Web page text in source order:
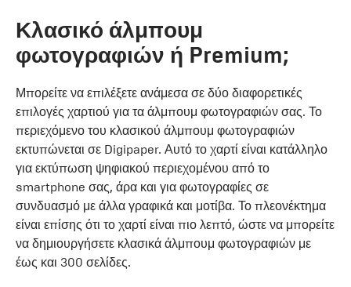
Κλασικό άλμπουμ
φωτογραφιών ή Premium;
Μπορείτε να επιλέξετε ανάμεσα σε δύο διαφορετικές
επιλογές χαρτιού για τα άλμπουμ φωτογραφιών σας. Το
περιεχόμενο του κλασικού άλμπουμ φωτογραφιών
εκτυπώνεται σε Digipaper. Αυτό το χαρτί είναι κατάλληλο
για εκτύπωση ψηφιακού περιεχομένου από το
smartphone σας, άρα και για φωτογραφίες σε
συνδυασμό με άλλα γραφικά και μοτίβα. Το πλεονέκτημα
είναι επίσης ότι το χαρτί είναι πιο λεπτό, ώστε να μπορείτε
να δημιουργήσετε κλασικά άλμπουμ φωτογραφιών με
έως και 300 σελίδες.